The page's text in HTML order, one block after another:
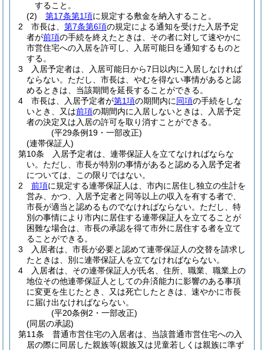
すること。
(2)
第17条第1項に規定する敷金を納入すること。
2
市長は、 第7条第6項の規定による通知を受けた入居予定
者が前項の手続を終えたときは、その者に対して速やかに
市営住宅への入居を許可し、入居可能日を通知するものと
する。
3
入居予定者は、入居可能日から7日以内に入居しなければ
ならない。 ただし、市長は、やむを得ない事情があると認
めるときは、当該期間を延長することができる。
4
市長は、入居予定者が第1項の期間内に同項の手続をしな
いとき、又は前項の期間内に入居しないときは、入居予定
者の決定又は入居の許可を取り消すことができる。
(平29条例19・一部改正)
(連帯保証人)
第10条
入居予定者は、連帯保証人を立てなければならな
い。 ただし、市長が特別の事情があると認める入居予定者
については、この限りではない。
2
前項に規定する連帯保証人は、市内に居住し独立の生計を
営み、かつ、入居予定者と同等以上の収入を有する者で、
市長が適当と認めるものでなければならない。 ただし、特
別の事情により市内に居住する連帯保証人を立てることが
困難な場合は、市長の承認を得て市外に居住する者を立て
ることができる。
3
入居者は、市長が必要と認めて連帯保証人の交替を請求し
たときは、別に連帯保証人を立てなければならない。
4
入居者は、その連帯保証人が氏名、住所、職業、職業上の
地位その他連帯保証人としての弁済能力に影響のある事項
に変更を生じたとき、又は死亡したときは、速やかに市長
に届け出なければならない。
(平20条例2・一部改正)
(同居の承認)
第11条
普通市営住宅の入居者は、当該普通市営住宅への入
居の際に同居した親族等(親族又は児童若しくは親族に準ず